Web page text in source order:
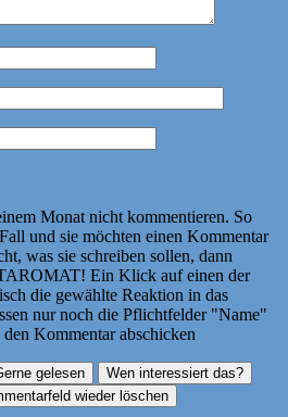
Monat nicht kommentieren. So
und sie möchten einen Kommentar
was sie schreiben sollen, dann
Ein Klick auf einen der
die gewählte Reaktion in das
nur noch die Pflichtfelder "Name"
Kommentar abschicken